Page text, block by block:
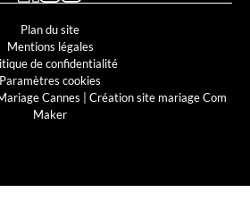
Plan du site
Mentions légales
de confidentialité
Paramètres cookies
Cannes | Création site mariage Com
Maker